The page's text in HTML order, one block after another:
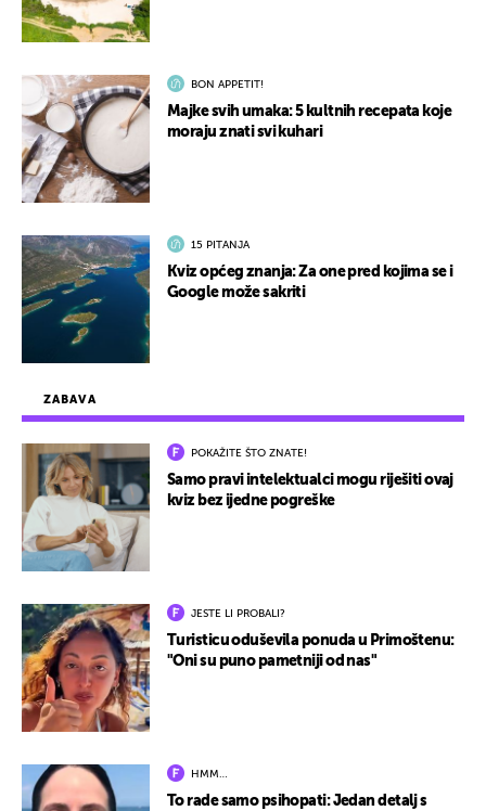
ZABAVA
POKAŽITE ŠTO ZNATE!
Samo pravi intelektualci mogu riješiti ovaj
kviz bez ijedne pogreške
JESTE LI PROBALI?
Turisticu oduševila ponuda u Primoštenu:
"Oni su puno pametniji od nas"
HMM…
To rade samo psihopati: Jedan detalj s
BON APPETIT!
Majke svih umaka: 5 kultnih recepata koje
moraju znati svi kuhari
15 PITANJA
Kviz općeg znanja: Za one pred kojima se i
Google može sakriti